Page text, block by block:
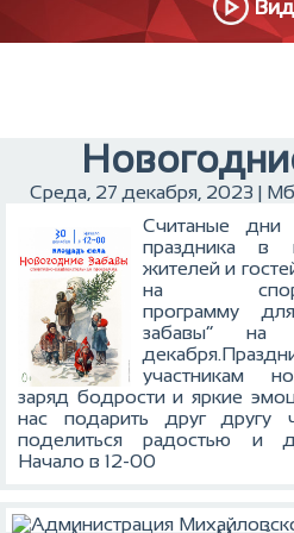
Среда, 27 декабря, 2023 |
Считаные дни
праздника в
жителей и
на
программу
забавы”
участникам
заряд бодрости и яркие
нас подарить друг другу
поделиться радостью и
Начало в 12-00